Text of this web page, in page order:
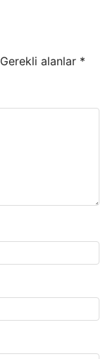
Gerekli alanlar *